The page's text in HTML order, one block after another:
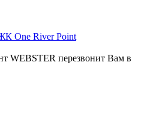
One River Point
WEBSTER перезвонит Вам в